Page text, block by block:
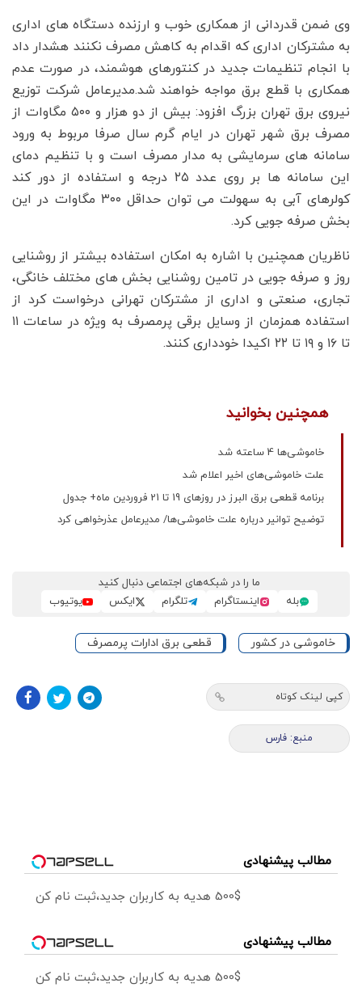
وی ضمن قدردانی از همکاری خوب و ارزنده دستگاه های اداری
به مشترکان اداری که اقدام به کاهش مصرف نکنند هشدار داد
با انجام تنظیمات جدید در کنتورهای هوشمند، در صورت عدم
همکاری با قطع برق مواجه خواهند شد.مدیرعامل شرکت توزیع
نیروی برق تهران بزرگ افزود: بیش از دو هزار و ۵۰۰ مگاوات از
مصرف برق شهر تهران در ایام گرم سال صرفا مربوط به ورود
سامانه های سرمایشی به مدار مصرف است و با تنظیم دمای
این سامانه ها بر روی عدد ۲۵ درجه و استفاده از دور کند
کولرهای آبی به سهولت می توان حداقل ۳۰۰ مگاوات در این
بخش صرفه جویی کرد.
ناظریان همچنین با اشاره به امکان استفاده بیشتر از روشنایی
روز و صرفه جویی در تامین روشنایی بخش های مختلف خانگی،
تجاری، صنعتی و اداری از مشترکان تهرانی درخواست کرد از
استفاده همزمان از وسایل برقی پرمصرف به ویژه در ساعات ۱۱
تا ۱۶ و ۱۹ تا ۲۲ اکیدا خودداری کنند.
همچنین بخوانید
خاموشی‌ها 4 ساعته شد
علت خاموشی‌های اخیر اعلام شد
برنامه قطعی برق البرز در روزهای 19 تا 21 فروردین ماه+ جدول
توضیح توانیر درباره علت خاموشی‌ها/ مدیرعامل عذرخواهی کرد
ما را در شبکه‌های اجتماعی دنبال کنید
بله
اینستاگرام تلگرام ایکس یوتیوب
خاموشی در کشور قطعی برق ادارات پرمصرف
کپی لینک کوتاه
منبع: فارس
مطالب پیشنهادی
500$ هدیه به کاربران جدید،ثبت نام کن
مطالب پیشنهادی
500$ هدیه به کاربران جدید،ثبت نام کن